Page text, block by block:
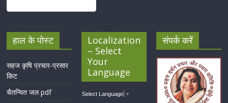
हाल के पोस्ट
सहज कृषि प्रचार-प्रसार
किट
चैतन्यित जल pdf
Localization
– Select
Your
Language
Select Language ▼
संपर्क करें